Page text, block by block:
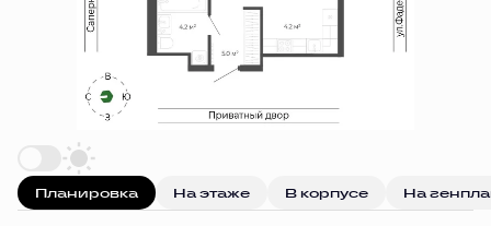
Планировка На этаже В корпусе На